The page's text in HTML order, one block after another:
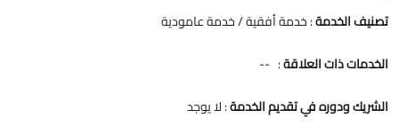
تصنيف الخدمة: خدمة أفقية / خدمة عامودية
الخدمات ذات العلاقة: --
الشريك ودوره في تقديم الخدمة: لا يوجد